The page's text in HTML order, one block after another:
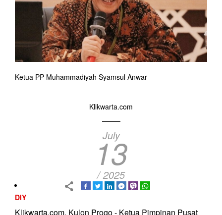
Ketua PP Muhammadiyah Syamsul Anwar
Klikwarta.com
July
13
/ 2025
DIY
Klikwarta.com, Kulon Progo - Ketua Pimpinan Pusat